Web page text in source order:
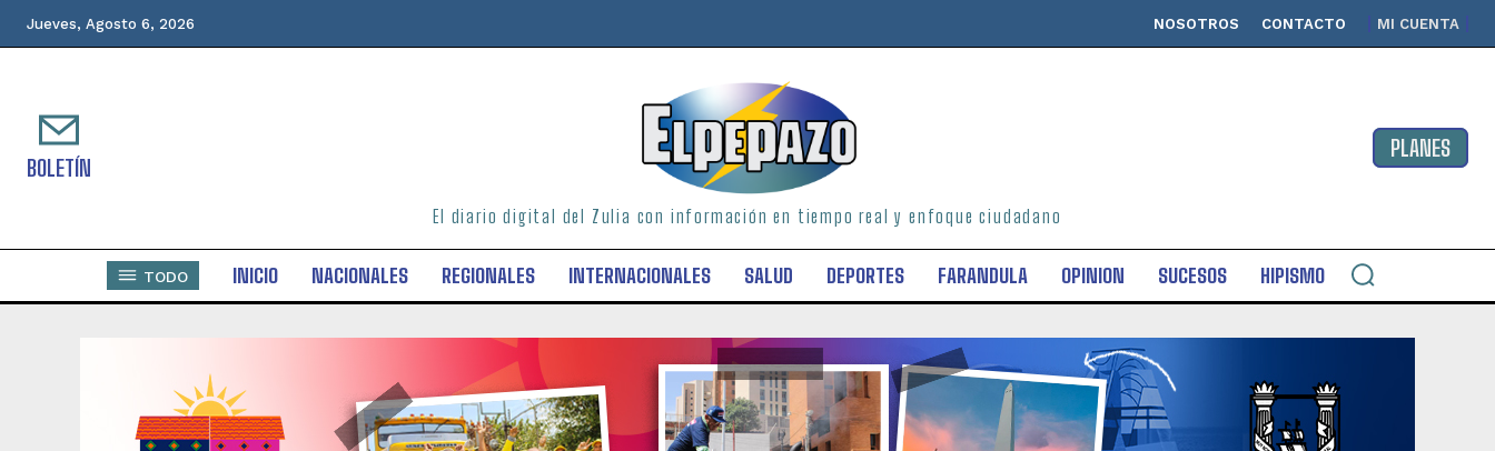
Jueves, Agosto 6, 2026 NOSOTROS CONTACTO MI CUENTA
BOLETÍN
El diario digital del Zulia con información en tiempo real y enfoque ciudadano
PLANES
TODO INICIO NACIONALES REGIONALES INTERNACIONALES SALUD DEPORTES FARANDULA OPINION SUCESOS HIPISMO